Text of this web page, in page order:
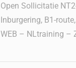
Open Sollicitatie
Inburgering, B1-
WEB – NLtraining –